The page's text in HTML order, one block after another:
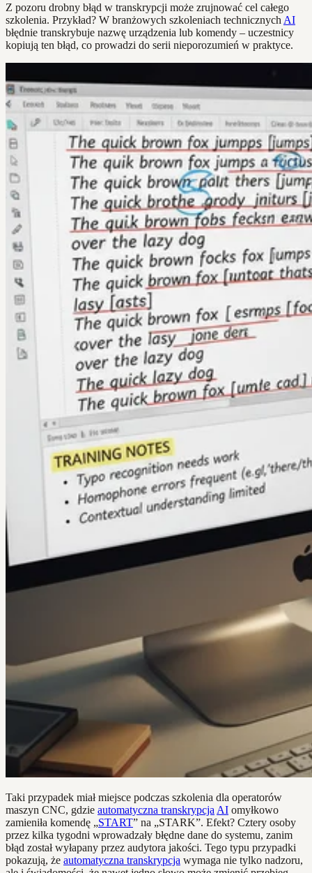
Z pozoru drobny błąd w transkrypcji może zrujnować cel całego
szkolenia. Przykład? W branżowych szkoleniach technicznych AI
błędnie transkrybuje nazwę urządzenia lub komendy – uczestnicy
kopiują ten błąd, co prowadzi do serii nieporozumień w praktyce.
Taki przypadek miał miejsce podczas szkolenia dla operatorów
maszyn CNC, gdzie automatyczna transkrypcja AI omyłkowo
zamieniła komendę „START” na „STARK”. Efekt? Cztery osoby
przez kilka tygodni wprowadzały błędne dane do systemu, zanim
błąd został wyłapany przez audytora jakości. Tego typu przypadki
pokazują, że automatyczna transkrypcja wymaga nie tylko nadzoru,